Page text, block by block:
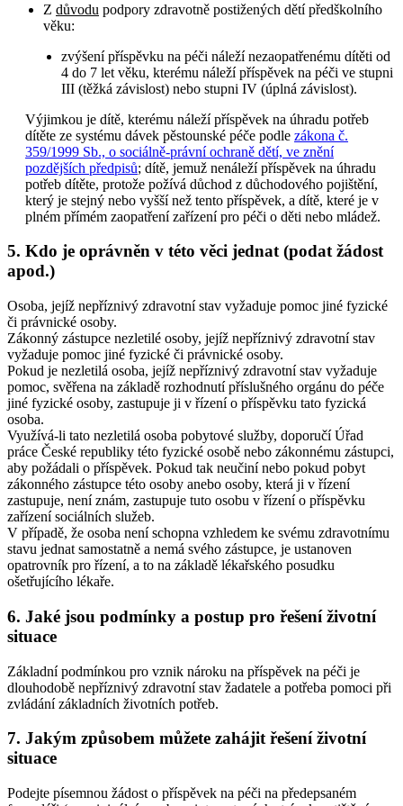
Z důvodu podpory zdravotně postižených dětí předškolního
věku:
zvýšení příspěvku na péči náleží nezaopatřenému dítěti od
4 do 7 let věku, kterému náleží příspěvek na péči ve stupni
III (těžká závislost) nebo stupni IV (úplná závislost).
Výjimkou je dítě, kterému náleží příspěvek na úhradu potřeb
dítěte ze systému dávek pěstounské péče podlezákona č.
359/1999 Sb., o sociálně-právní ochraně dětí, ve znění
pozdějších předpisů; dítě, jemuž nenáleží příspěvek na úhradu
potřeb dítěte, protože požívá důchod z důchodového pojištění,
který je stejný nebo vyšší než tento příspěvek, a dítě, které je v
plném přímém zaopatření zařízení pro péči o děti nebo mládež.
5. Kdo je oprávněn v této věci jednat (podat žádost
apod.)
Osoba, jejíž nepříznivý zdravotní stav vyžaduje pomoc jiné fyzické
či právnické osoby.
Zákonný zástupce nezletilé osoby, jejíž nepříznivý zdravotní stav
vyžaduje pomoc jiné fyzické či právnické osoby.
Pokud je nezletilá osoba, jejíž nepříznivý zdravotní stav vyžaduje
pomoc, svěřena na základě rozhodnutí příslušného orgánu do péče
jiné fyzické osoby, zastupuje ji v řízení o příspěvku tato fyzická
osoba.
Využívá-li tato nezletilá osoba pobytové služby, doporučí Úřad
práce České republiky této fyzické osobě nebo zákonnému zástupci,
aby požádali o příspěvek. Pokud tak neučiní nebo pokud pobyt
zákonného zástupce této osoby anebo osoby, která ji v řízení
zastupuje, není znám, zastupuje tuto osobu v řízení o příspěvku
zařízení sociálních služeb.
V případě, že osoba není schopna vzhledem ke svému zdravotnímu
stavu jednat samostatně a nemá svého zástupce, je ustanoven
opatrovník pro řízení, a to na základě lékařského posudku
ošetřujícího lékaře.
6. Jaké jsou podmínky a postup pro řešení životní
situace
Základní podmínkou pro vznik nároku na příspěvek na péči je
dlouhodobě nepříznivý zdravotní stav žadatele a potřeba pomoci při
zvládání základních životních potřeb.
7. Jakým způsobem můžete zahájit řešení životní
situace
Podejte písemnou žádost o příspěvek na péči na předepsaném